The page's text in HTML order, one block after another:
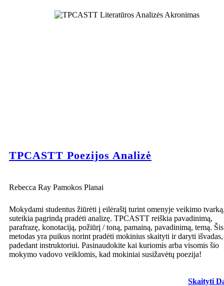
TPCASTT Poezijos Analizė
Rebecca Ray Pamokos Planai
Mokydami studentus žiūrėti į eilėraštį turint omenyje veikimo
suteikia pagrindą pradėti analizę. TPCASTT reiškia pavadinimą,
parafrazę, konotaciją, požiūrį / toną, pamainą, pavadinimą, temą. Šis
metodas yra puikus norint pradėti mokinius skaityti ir daryti
padedant instruktoriui. Pasinaudokite kai kuriomis arba visomis šio
mokymo vadovo veiklomis, kad mokiniai susižavėtų poezija!
Skaityti